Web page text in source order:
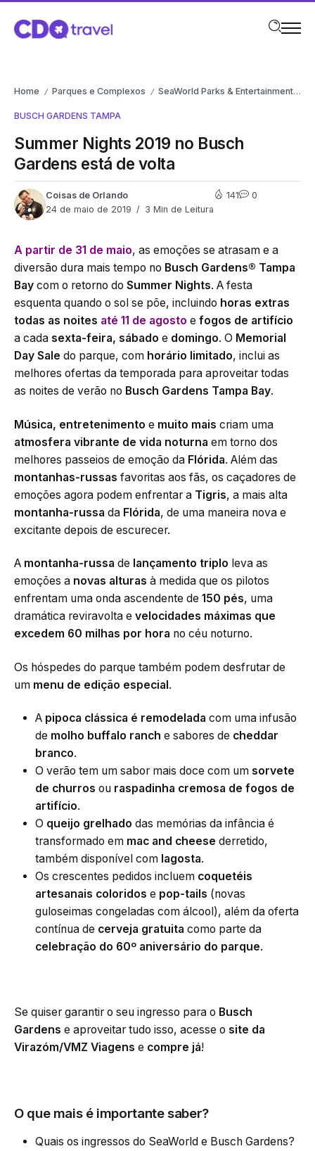
Home / Parques e Complexos / SeaWorld Parks & Entertainment /
BUSCH GARDENS TAMPA
Summer Nights 2019 no Busch
Gardens está de volta
Coisas de Orlando
24 de maio de 2019
3 Min de Leitura
141 0
A partir de 31 de maio, as emoções se atrasam e a
diversão dura mais tempo no Busch Gardens® Tampa
Bay com o retorno do Summer Nights. A festa
esquenta quando o sol se põe, incluindo horas extras
todas as noites até 11 de agosto e fogos de artifício
a cada sexta-feira, sábado e domingo. O Memorial
Day Sale do parque, com horário limitado, inclui as
melhores ofertas da temporada para aproveitar todas
as noites de verão no Busch Gardens Tampa Bay.
Música, entretenimento e muito mais criam uma
atmosfera vibrante de vida noturna em torno dos
melhores passeios de emoção da Flórida. Além das
montanhas-russas favoritas aos fãs, os caçadores de
emoções agora podem enfrentar a Tigris, a mais alta
montanha-russa da Flórida, de uma maneira nova e
excitante depois de escurecer.
A montanha-russa de lançamento triplo leva as
emoções a novas alturas à medida que os pilotos
enfrentam uma onda ascendente de 150 pés, uma
dramática reviravolta e velocidades máximas que
excedem 60 milhas por hora no céu noturno.
Os hóspedes do parque também podem desfrutar de
um menu de edição especial.
A pipoca clássica é remodelada com uma infusão
de molho buffalo ranch e sabores de cheddar
branco.
O verão tem um sabor mais doce com um sorvete
de churros ou raspadinha cremosa de fogos de
artifício.
O queijo grelhado das memórias da infância é
transformado em mac and cheese derretido,
também disponível com lagosta.
Os crescentes pedidos incluem coquetéis
artesanais coloridos e pop-tails (novas
guloseimas congeladas com álcool), além da oferta
contínua de cerveja gratuita como parte da
celebração do 60º aniversário do parque.
Se quiser garantir o seu ingresso para o Busch
Gardens e aproveitar tudo isso, acesse o site da
Virazóm/VMZ Viagens e compre já!
O que mais é importante saber?
Quais os ingressos do SeaWorld e Busch Gardens?